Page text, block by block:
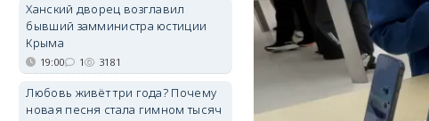
Ханский дворец возглавил
бывший замминистра юстиции
Крыма
19:00 1 3181
Любовь живёт три года? Почему
новая песня стала гимном тысяч